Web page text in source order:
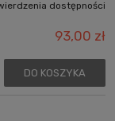
dostępności
93,00 zł
DO KOSZYKA